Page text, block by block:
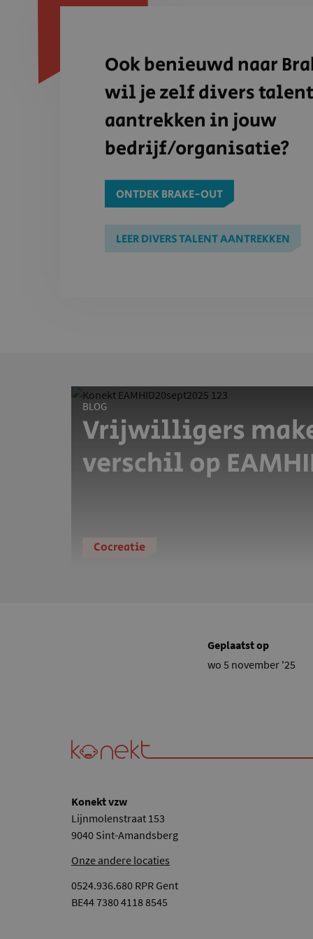
Ook benieuwd naar
wil je zelf divers talent
aantrekken in jouw
bedrijf/organisatie?
ONTDEK BRAKE-OUT
LEER DIVERS TALENT AANTREKKEN
BLOG
Vrijwilligers
verschil op
Cocreatie
Geplaatst op
wo 5 november '25
Konekt vzw
Lijnmolenstraat 153
9040 Sint-Amandsberg
Onze andere locaties
0524.936.680 RPR Gent
BE44 7380 4118 8545